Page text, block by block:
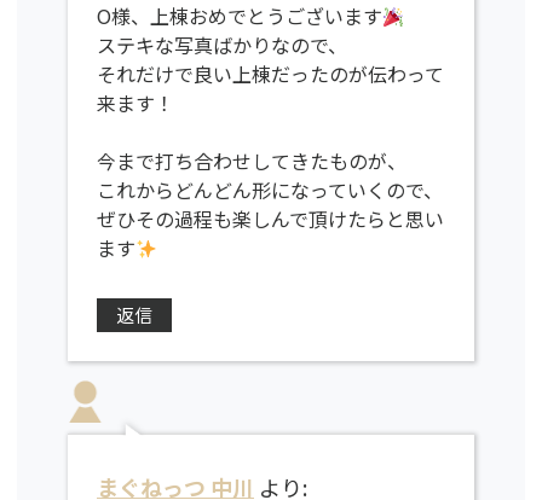
O様、上棟おめでとうございます
ステキな写真ばかりなので、
それだけで良い上棟だったのが伝わって
来ます！
今まで打ち合わせしてきたものが、
これからどんどん形になっていくので、
ぜひその過程も楽しんで頂けたらと思い
ます
返信
まぐねっつ 中川 より: